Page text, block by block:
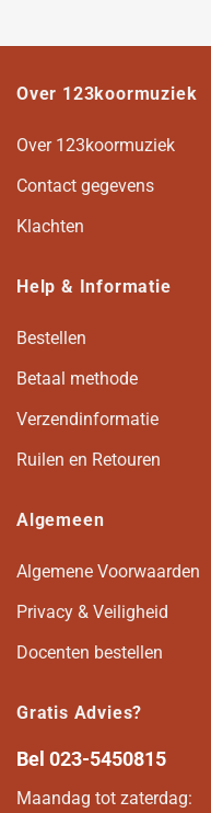
Over 123koormuziek
Over 123koormuziek
Contact gegevens
Klachten
Help & Informatie
Bestellen
Betaal methode
Verzendinformatie
Ruilen en Retouren
Algemeen
Algemene Voorwaarden
Privacy & Veiligheid
Docenten bestellen
Gratis Advies?
Bel 023-5450815
Maandag tot zaterdag: